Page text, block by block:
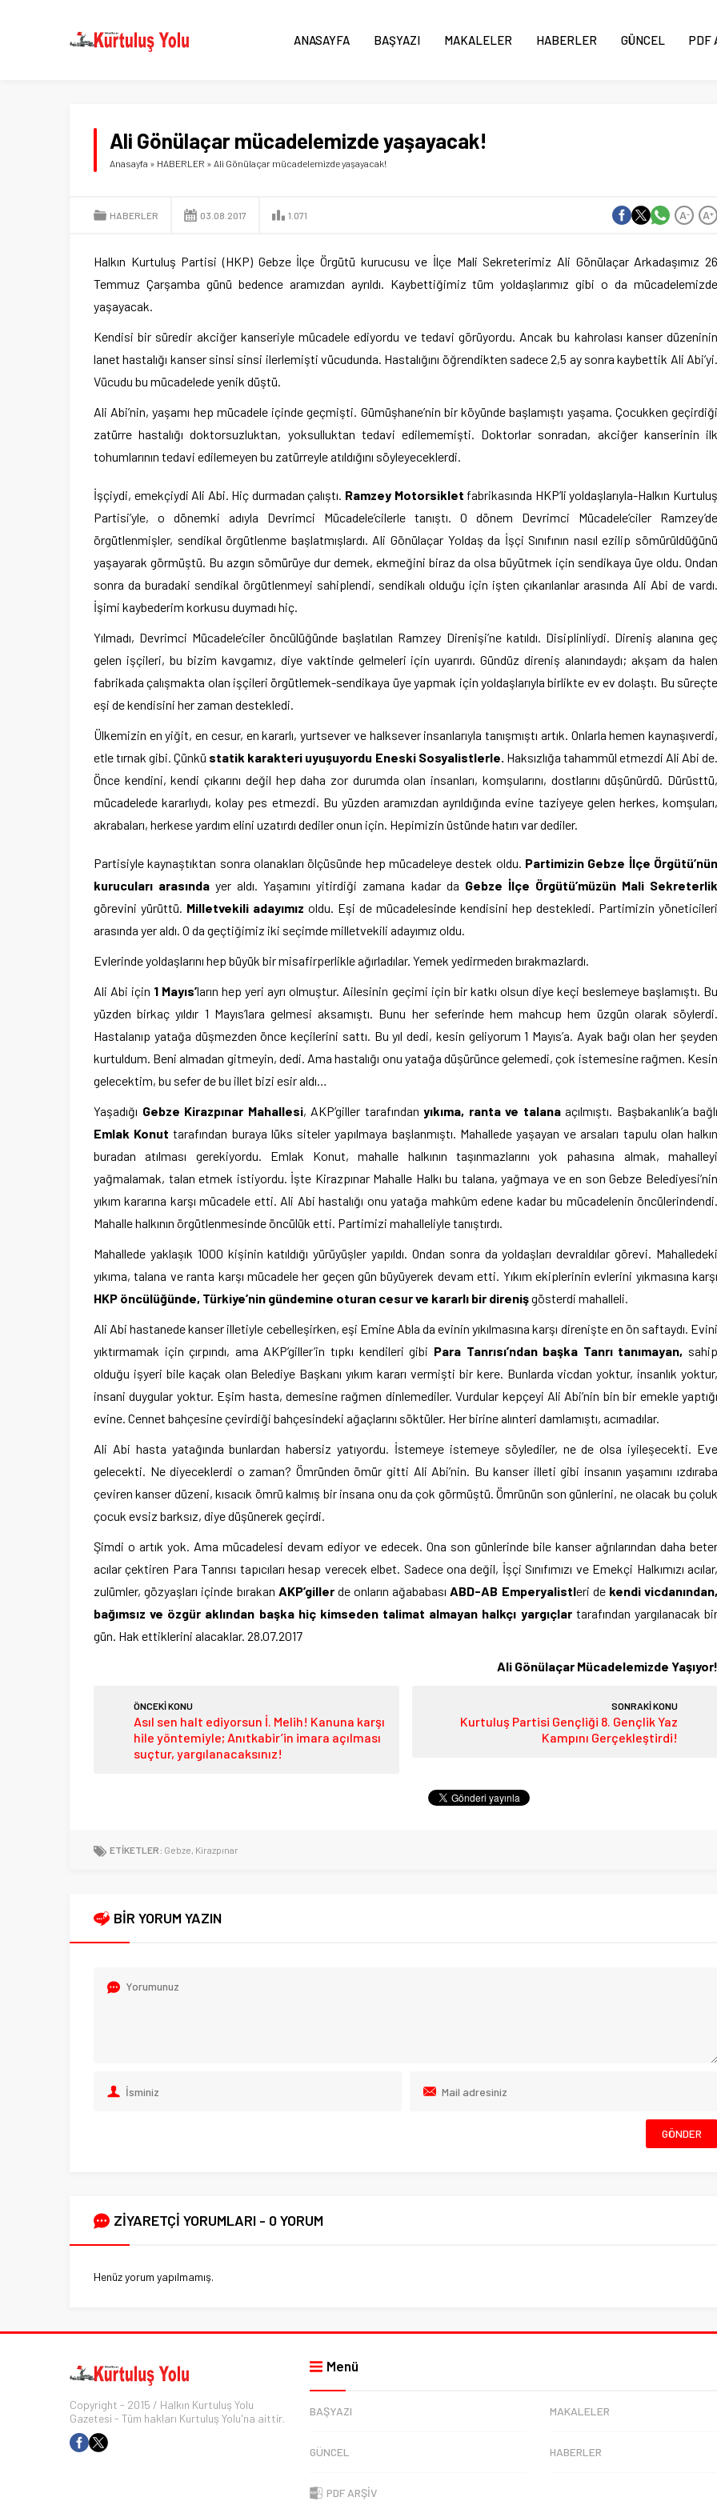
ANASAYFA BAŞYAZI MAKALELER HABERLER GÜNCEL PDF
Ali Gönülaçar mücadelemizde yaşayacak!
Anasayfa » HABERLER » Ali Gönülaçar mücadelemizde yaşayacak!
HABERLER 03.08.2017 1.071 A+
A-
Halkın Kurtuluş Partisi (HKP) Gebze İlçe Örgütü kurucusu ve İlçe Mali Sekreterimiz Ali Gönülaçar Arkadaşımız 26
Temmuz Çarşamba günü bedence aramızdan ayrıldı. Kaybettiğimiz tüm yoldaşlarımız gibi o da mücadelemizde
yaşayacak.
Kendisi bir süredir akciğer kanseriyle mücadele ediyordu ve tedavi görüyordu. Ancak bu kahrolası kanser düzeninin
lanet hastalığı kanser sinsi sinsi ilerlemişti vücudunda. Hastalığını öğrendikten sadece 2,5 ay sonra kaybettik Ali Abi’yi.
Vücudu bu mücadelede yenik düştü.
Ali Abi’nin, yaşamı hep mücadele içinde geçmişti. Gümüşhane’nin bir köyünde başlamıştı yaşama. Çocukken geçirdiği
zatürre hastalığı doktorsuzluktan, yoksulluktan tedavi edilememişti. Doktorlar sonradan, akciğer kanserinin ilk
tohumlarının tedavi edilemeyen bu zatürreyle atıldığını söyleyeceklerdi.
İşçiydi, emekçiydi Ali Abi. Hiç durmadan çalıştı. Ramzey Motorsiklet fabrikasında HKP’li yoldaşlarıyla-Halkın Kurtuluş
Partisi’yle, o dönemki adıyla Devrimci Mücadele’cilerle tanıştı. O dönem Devrimci Mücadele’ciler Ramzey’de
örgütlenmişler, sendikal örgütlenme başlatmışlardı. Ali Gönülaçar Yoldaş da İşçi Sınıfının nasıl ezilip sömürüldüğünü
yaşayarak görmüştü. Bu azgın sömürüye dur demek, ekmeğini biraz da olsa büyütmek için sendikaya üye oldu. Ondan
sonra da buradaki sendikal örgütlenmeyi sahiplendi, sendikalı olduğu için işten çıkarılanlar arasında Ali Abi de vardı.
İşimi kaybederim korkusu duymadı hiç.
Yılmadı, Devrimci Mücadele’ciler öncülüğünde başlatılan Ramzey Direnişi’ne katıldı. Disiplinliydi. Direniş alanına geç
gelen işçileri, bu bizim kavgamız, diye vaktinde gelmeleri için uyarırdı. Gündüz direniş alanındaydı; akşam da halen
fabrikada çalışmakta olan işçileri örgütlemek-sendikaya üye yapmak için yoldaşlarıyla birlikte ev ev dolaştı. Bu süreçte
eşi de kendisini her zaman destekledi.
Ülkemizin en yiğit, en cesur, en kararlı, yurtsever ve halksever insanlarıyla tanışmıştı artık. Onlarla hemen kaynaşıverdi,
etle tırnak gibi. Çünkü statik karakteri uyuşuyordu Eneski Sosyalistlerle. Haksızlığa tahammül etmezdi Ali Abi de.
Önce kendini, kendi çıkarını değil hep daha zor durumda olan insanları, komşularını, dostlarını düşünürdü. Dürüsttü,
mücadelede kararlıydı, kolay pes etmezdi. Bu yüzden aramızdan ayrıldığında evine taziyeye gelen herkes, komşuları,
akrabaları, herkese yardım elini uzatırdı dediler onun için. Hepimizin üstünde hatırı var dediler.
Partisiyle kaynaştıktan sonra olanakları ölçüsünde hep mücadeleye destek oldu. Partimizin Gebze İlçe Örgütü’nün
kurucuları arasında yer aldı. Yaşamını yitirdiği zamana kadar da Gebze İlçe Örgütü’müzün Mali Sekreterlik
görevini yürüttü. Milletvekili adayımız oldu. Eşi de mücadelesinde kendisini hep destekledi. Partimizin yöneticileri
arasında yer aldı. O da geçtiğimiz iki seçimde milletvekili adayımız oldu.
Evlerinde yoldaşlarını hep büyük bir misafirperlikle ağırladılar. Yemek yedirmeden bırakmazlardı.
Ali Abi için 1 Mayıs’ların hep yeri ayrı olmuştur. Ailesinin geçimi için bir katkı olsun diye keçi beslemeye başlamıştı. Bu
yüzden birkaç yıldır 1 Mayıs’lara gelmesi aksamıştı. Bunu her seferinde hem mahcup hem üzgün olarak söylerdi.
Hastalanıp yatağa düşmezden önce keçilerini sattı. Bu yıl dedi, kesin geliyorum 1 Mayıs’a. Ayak bağı olan her şeyden
kurtuldum. Beni almadan gitmeyin, dedi. Ama hastalığı onu yatağa düşürünce gelemedi, çok istemesine rağmen. Kesin
gelecektim, bu sefer de bu illet bizi esir aldı…
Yaşadığı Gebze Kirazpınar Mahallesi, AKP’giller tarafından yıkıma, ranta ve talanaaçılmıştı. Başbakanlık’a bağlı
Emlak Konut tarafından buraya lüks siteler yapılmaya başlanmıştı. Mahallede yaşayan ve arsaları tapulu olan halkın
buradan atılması gerekiyordu. Emlak Konut, mahalle halkının taşınmazlarını yok pahasına almak, mahalleyi
yağmalamak, talan etmek istiyordu. İşte Kirazpınar Mahalle Halkı bu talana, yağmaya ve en son Gebze Belediyesi’nin
yıkım kararına karşı mücadele etti. Ali Abi hastalığı onu yatağa mahkûm edene kadar bu mücadelenin öncülerindendi.
Mahalle halkının örgütlenmesinde öncülük etti. Partimizi mahalleliyle tanıştırdı.
Mahallede yaklaşık 1000 kişinin katıldığı yürüyüşler yapıldı. Ondan sonra da yoldaşları devraldılar görevi. Mahalledeki
yıkıma, talana ve ranta karşı mücadele her geçen gün büyüyerek devam etti. Yıkım ekiplerinin evlerini yıkmasına karşı
HKP öncülüğünde, Türkiye’nin gündemine oturan cesur ve kararlı bir direnişgösterdi mahalleli.
Ali Abi hastanede kanser illetiyle cebelleşirken, eşi Emine Abla da evinin yıkılmasına karşı direnişte en ön saftaydı. Evini
yıktırmamak için çırpındı, ama AKP’giller’in tıpkı kendileri gibi Para Tanrısı’ndan başka Tanrı tanımayan, sahip
olduğu işyeri bile kaçak olan Belediye Başkanı yıkım kararı vermişti bir kere. Bunlarda vicdan yoktur, insanlık yoktur,
insani duygular yoktur. Eşim hasta, demesine rağmen dinlemediler. Vurdular kepçeyi Ali Abi’nin bin bir emekle yaptığı
evine. Cennet bahçesine çevirdiği bahçesindeki ağaçlarını söktüler. Her birine alınteri damlamıştı, acımadılar.
Ali Abi hasta yatağında bunlardan habersiz yatıyordu. İstemeye istemeye söylediler, ne de olsa iyileşecekti. Eve
gelecekti. Ne diyeceklerdi o zaman? Ömründen ömür gitti Ali Abi’nin. Bu kanser illeti gibi insanın yaşamını ızdıraba
çeviren kanser düzeni, kısacık ömrü kalmış bir insana onu da çok görmüştü. Ömrünün son günlerini, ne olacak bu çoluk
çocuk evsiz barksız, diye düşünerek geçirdi.
Şimdi o artık yok. Ama mücadelesi devam ediyor ve edecek. Ona son günlerinde bile kanser ağrılarından daha beter
acılar çektiren Para Tanrısı tapıcıları hesap verecek elbet. Sadece ona değil, İşçi Sınıfımızı ve Emekçi Halkımızı acılar,
zulümler, gözyaşları içinde bırakan AKP’gillerde onların ağababasıABD-AB Emperyalistleri de kendi vicdanından,
bağımsız ve özgür aklından başka hiç kimseden talimat almayan halkçı yargıçlar tarafından yargılanacak bir
gün. Hak ettiklerini alacaklar. 28.07.2017
Ali Gönülaçar Mücadelemizde Yaşıyor!
ÖNCEKİ KONU
Asıl sen halt ediyorsun İ. Melih! Kanuna karşı
hile yöntemiyle; Anıtkabir’in imara açılması
suçtur, yargılanacaksınız!
SONRAKİ KONU
Kurtuluş Partisi Gençliği 8. Gençlik Yaz
Kampını Gerçekleştirdi!
ETİKETLER: Gebze, Kirazpınar
BİR YORUM YAZIN
ZİYARETÇİ YORUMLARI - 0 YORUM
Henüz yorum yapılmamış.
Copyright - 2015 / Halkın Kurtuluş Yolu
Gazetesi - Tüm hakları Kurtuluş Yolu'na aittir.
Menü
BAŞYAZI MAKALELER
GÜNCEL HABERLER
PDF ARŞİV